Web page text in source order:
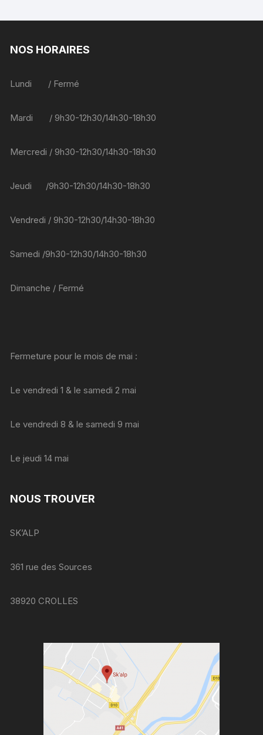
NOS HORAIRES
Lundi / Fermé
Mardi / 9h30-12h30/14h30-18h30
Mercredi / 9h30-12h30/14h30-18h30
Jeudi /9h30-12h30/14h30-18h30
Vendredi / 9h30-12h30/14h30-18h30
Samedi /9h30-12h30/14h30-18h30
Dimanche / Fermé
Fermeture pour le mois de mai :
Le vendredi 1 & le samedi 2 mai
Le vendredi 8 & le samedi 9 mai
Le jeudi 14 mai
NOUS TROUVER
SK’ALP
361 rue des Sources
38920 CROLLES